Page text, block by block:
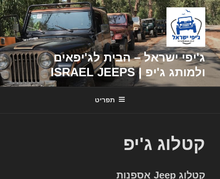
דילוג
לתוכן
ג'יפי ישראל – הבית לג'יפאים
ולמותג ג'יפ | ISRAEL JEEPS
תפריט
קטלוג ג'יפ
קטלוג Jeep אספנות